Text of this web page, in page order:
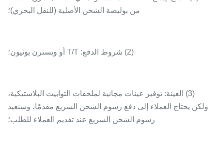
من بوليصة الشحن الأصلية (للنقل البحري)؛
(2) شروط الدفع: T/T أو ويسترن يونيون؛
(3) العينة: توفير عينات مجانية لملحقات التوابيت البلاستيكية،
ولكن يحتاج العملاء إلى دفع رسوم الشحن السريع مقدمًا، وسنعيد
رسوم الشحن السريع عند تقديم العملاء للطلب؛